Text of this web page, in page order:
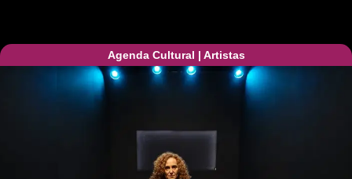
Agenda Cultural | Artistas